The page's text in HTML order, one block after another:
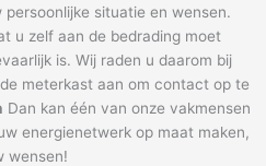
situatie en wensen.
u zelf aan de bedrading moet
is. Wij raden u daarom bij
meterkast aan om contact op te
Dan kan één van onze vakmensen
energienetwerk op maat maken,
wensen!